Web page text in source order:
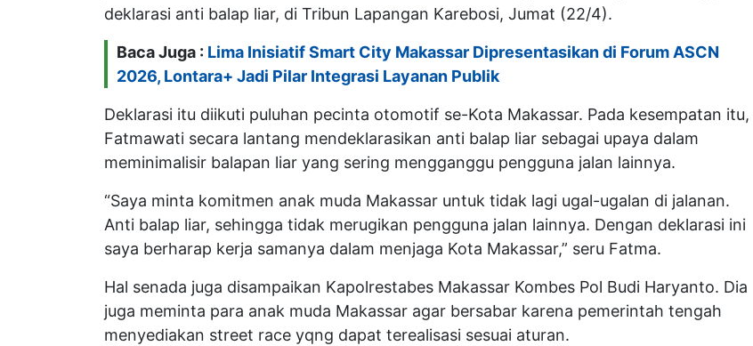
deklarasi anti balap liar, di Tribun Lapangan Karebosi, Jumat (22/4).
Baca Juga : Lima Inisiatif Smart City Makassar Dipresentasikan di Forum ASCN
2026, Lontara+ Jadi Pilar Integrasi Layanan Publik
Deklarasi itu diikuti puluhan pecinta otomotif se-Kota Makassar. Pada kesempatan itu,
Fatmawati secara lantang mendeklarasikan anti balap liar sebagai upaya dalam
meminimalisir balapan liar yang sering mengganggu pengguna jalan lainnya.
“Saya minta komitmen anak muda Makassar untuk tidak lagi ugal-ugalan di jalanan.
Anti balap liar, sehingga tidak merugikan pengguna jalan lainnya. Dengan deklarasi ini
saya berharap kerja samanya dalam menjaga Kota Makassar,” seru Fatma.
Hal senada juga disampaikan Kapolrestabes Makassar Kombes Pol Budi Haryanto. Dia
juga meminta para anak muda Makassar agar bersabar karena pemerintah tengah
menyediakan street race yqng dapat terealisasi sesuai aturan.